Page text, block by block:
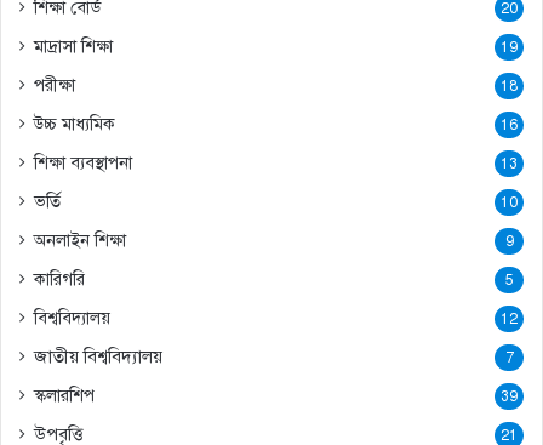
শিক্ষা বোর্ড 20
মাদ্রাসা শিক্ষা 19
পরীক্ষা 18
উচ্চ মাধ্যমিক 16
শিক্ষা ব্যবস্থাপনা 13
ভর্তি 10
অনলাইন শিক্ষা 9
কারিগরি 5
বিশ্ববিদ্যালয় 12
জাতীয় বিশ্ববিদ্যালয় 7
স্কলারশিপ 39
উপবৃত্তি 21